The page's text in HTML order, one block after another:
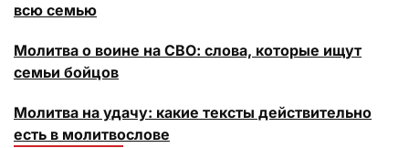
всю семью
Молитва о воине на СВО: слова, которые ищут
семьи бойцов
Молитва на удачу: какие тексты действительно
есть в молитвослове